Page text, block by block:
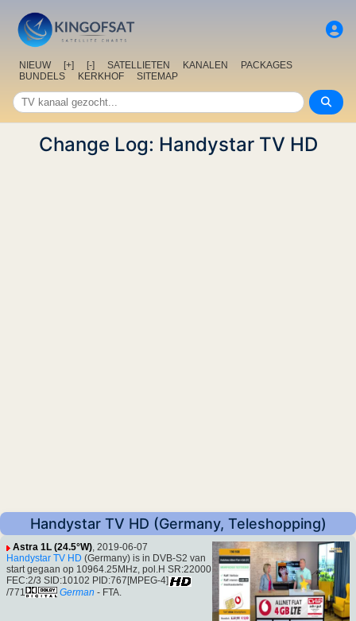
NIEUW [+] [-] SATELLIETEN KANALEN
PACKAGES
BUNDELS
KERKHOF SITEMAP
Change Log: Handystar TV HD
Handystar TV HD (Germany, Teleshopping)
Astra 1L (24.5°W), 2019-06-07
Handystar TV HD (Germany) is in DVB-S2 van
start gegaan op 10964.25MHz, pol.H SR:22000
FEC:2/3 SID:10102 PID:767[MPEG-4]
/771
German - FTA.